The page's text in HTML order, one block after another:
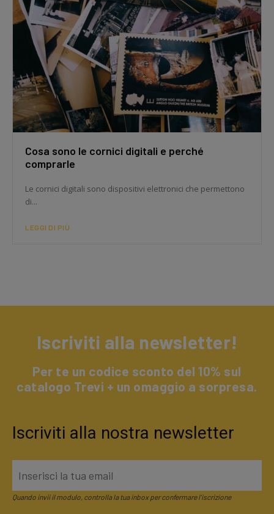
Cosa sono le cornici digitali e perché
comprarle
Le cornici digitali sono dispositivi elettronici che permettono
di...
LEGGI DI PIÙ
Iscriviti alla newsletter!
Per te un codice sconto del 10% sul
catalogo Trevi + un omaggio a sorpresa.
Iscriviti alla nostra newsletter
Quando invii il modulo, controlla la tua inbox per confermare l'iscrizione